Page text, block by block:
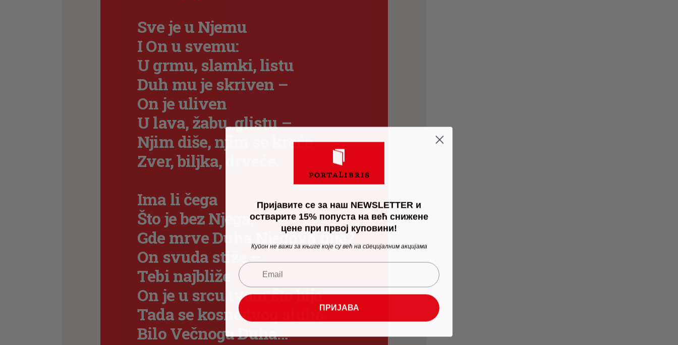
Sve je u Njemu
I On u svemu:
U grmu, slamki, listu
Duh mu je skriven –
On je uliven
U lava, žabu, glistu –
Njim diše, njim se kreće
Zver, biljka, drveće.
Ima li čega
Što je bez Njega,
Gde mrve Duha Njegova nije?
On svuda stiže –
Tebi najbliže
On je u srcu tvom što bije
Tada se kosne tvog sluha
Bilo Večnoga Duha…
Пријавите се за наш NEWSLETTER и
остварите 15% попуста на већ снижене
цене при првој куповини!
Купон не важи за књиге које су већ на специјалним акцијама
ПРИЈАВА